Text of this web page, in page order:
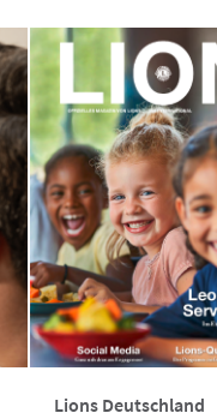
Lions Deutschland